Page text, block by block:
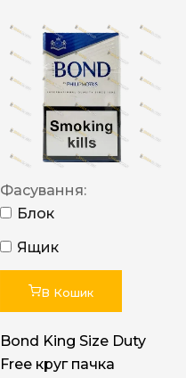
Фасування:
Блок
Ящик
В Кошик
Bond King Size Duty
Free круг пачка